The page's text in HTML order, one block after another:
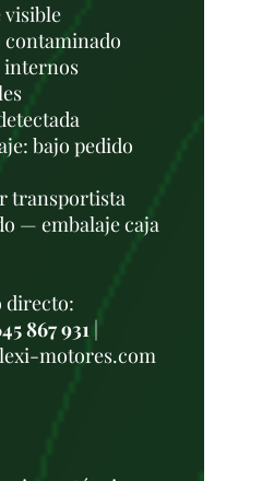
visible
contaminado
internos
bajo pedido
transportista
— embalaje caja
directo:
867 931|
motores.com